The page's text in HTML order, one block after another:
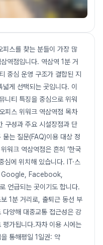
피스를 찾는 분들이 가장 많
역점입니다. 역삼역 1분 거
중심 운영 구조가 결합된 지
게 선택되는 곳입니다. 이
니티 특징을 중심으로 위워
피스 위워크 역삼역점 목차
구성과 주요 시설장점과 단
묻는 질문(FAQ)이용 대상 정
워크 역삼역점은 흔히 ‘한국
심에 위치해 있습니다. IT·스
, Google, Facebook,
언급되는 곳이기도 합니다.
1분 거리로, 출퇴근 동선 부
양해 대중교통 접근성은 강
평가됩니다.자차 이용 시에는
통해평일 1일권: 약